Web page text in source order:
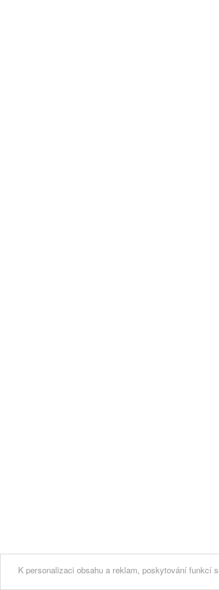
K personalizaci obsahu a reklam, poskytování